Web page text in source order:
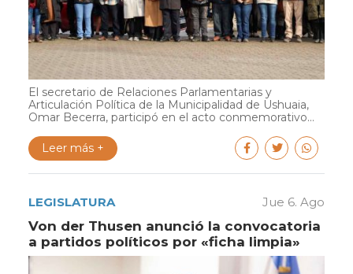
El secretario de Relaciones Parlamentarias y
Articulación Política de la Municipalidad de Ushuaia,
Omar Becerra, participó en el acto conmemorativo...
Leer más +
LEGISLATURA Jue 6. Ago
Von der Thusen anunció la convocatoria
a partidos políticos por «ficha limpia»